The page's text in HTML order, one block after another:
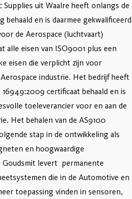
Supplies uit Waalre heeft onlangs de
behaald en is daarmee gekwalificeerd
de Aerospace (luchtvaart)
alle eisen van ISO9001 plus een
eisen die verplicht zijn voor
industrie. Het bedrijf heeft
certificaat behaald en is
toeleverancier voor en aan de
Het behalen van de AS9100
stap in de ontwikkeling als
en hoogwaardige
Goudsmit levert permanente
die in de Automotive en
toepassing vinden in sensoren,